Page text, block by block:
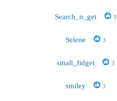
Search_n_get 3
Selene 3
small_fidget 3
smiley 3